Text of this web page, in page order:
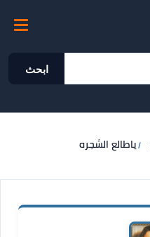
ابحث
ياطالع الشجره